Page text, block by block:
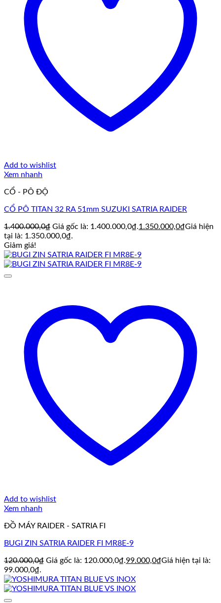
Add to wishlist
Xem nhanh
CỔ - PÔ ĐỘ
CỔ PÔ TITAN 32 RA 51mm SUZUKI SATRIA RAIDER
1.400.000,0₫ Giá gốc là: 1.400.000,0₫.1.350.000,0₫Giá hiện
tại là: 1.350.000,0₫.
Giảm giá!
Add to wishlist
Xem nhanh
ĐỒ MÁY RAIDER - SATRIA FI
BUGI ZIN SATRIA RAIDER FI MR8E-9
120.000,0₫ Giá gốc là: 120.000,0₫.99.000,0₫Giá hiện tại là:
99.000,0₫.